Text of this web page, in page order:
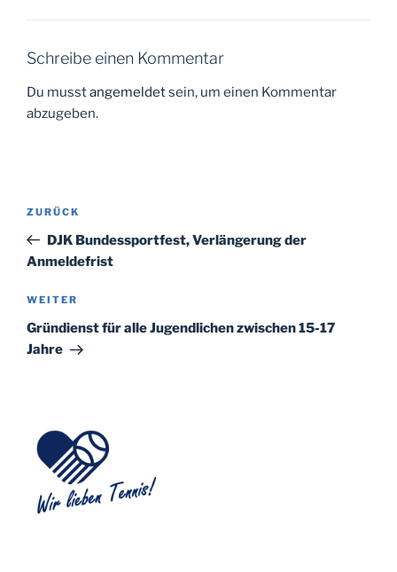
Schreibe einen Kommentar
Du musstangemeldetsein, um einen Kommentar
abzugeben.
Beitragsnavigation
Vorheriger
Beitrag
ZURÜCK
DJK Bundessportfest, Verlängerung der
Anmeldefrist
Nächster
Beitrag
WEITER
Gründienst für alle Jugendlichen zwischen 15-17
Jahre